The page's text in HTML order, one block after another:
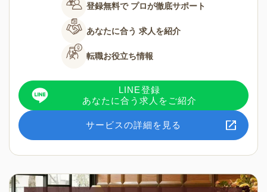
登録無料で プロが徹底サポート
あなたに合う 求人を紹介
転職お役立ち情報
LINE登録
あなたに合う求人をご紹介
サービスの詳細を見る